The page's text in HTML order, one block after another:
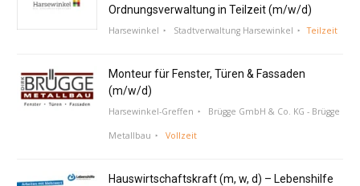
Ordnungsverwaltung in Teilzeit (m/w/d)
Harsewinkel Stadtverwaltung Harsewinkel Teilzeit
Monteur für Fenster, Türen & Fassaden
(m/w/d)
Harsewinkel-Greffen Brügge GmbH & Co. KG - Brügge
Metallbau Vollzeit
Hauswirtschaftskraft (m, w, d) – Lebenshilfe